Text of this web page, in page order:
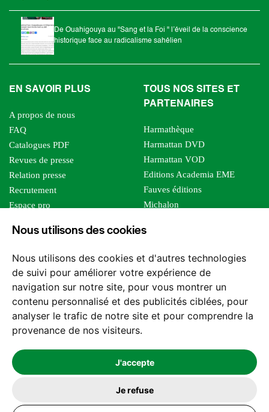
Nous utilisons des cookies
Nous utilisons des cookies et d'autres technologies
de suivi pour améliorer votre expérience de
navigation sur notre site, pour vous montrer un
contenu personnalisé et des publicités ciblées, pour
analyser le trafic de notre site et pour comprendre la
provenance de nos visiteurs.
J'accepte
Je refuse
De Ouahigouya au "Sang et la Foi " l’éveil de la conscience
historique face au radicalisme sahélien
EN SAVOIR PLUS
A propos de nous
FAQ
Catalogues PDF
Revues de presse
Relation presse
Recrutement
Espace pro
Foreign rights
TOUS NOS SITES ET
PARTENAIRES
Harmathèque
Harmattan DVD
Harmattan VOD
Editions Academia EME
Fauves éditions
Michalon
Editions Sutton
Les impliqués
Tous les éditeurs
Nos structures
Nous contacter
2026 -© Les Editions l'Harmattan. Tous droits réservés - Site réalisé par